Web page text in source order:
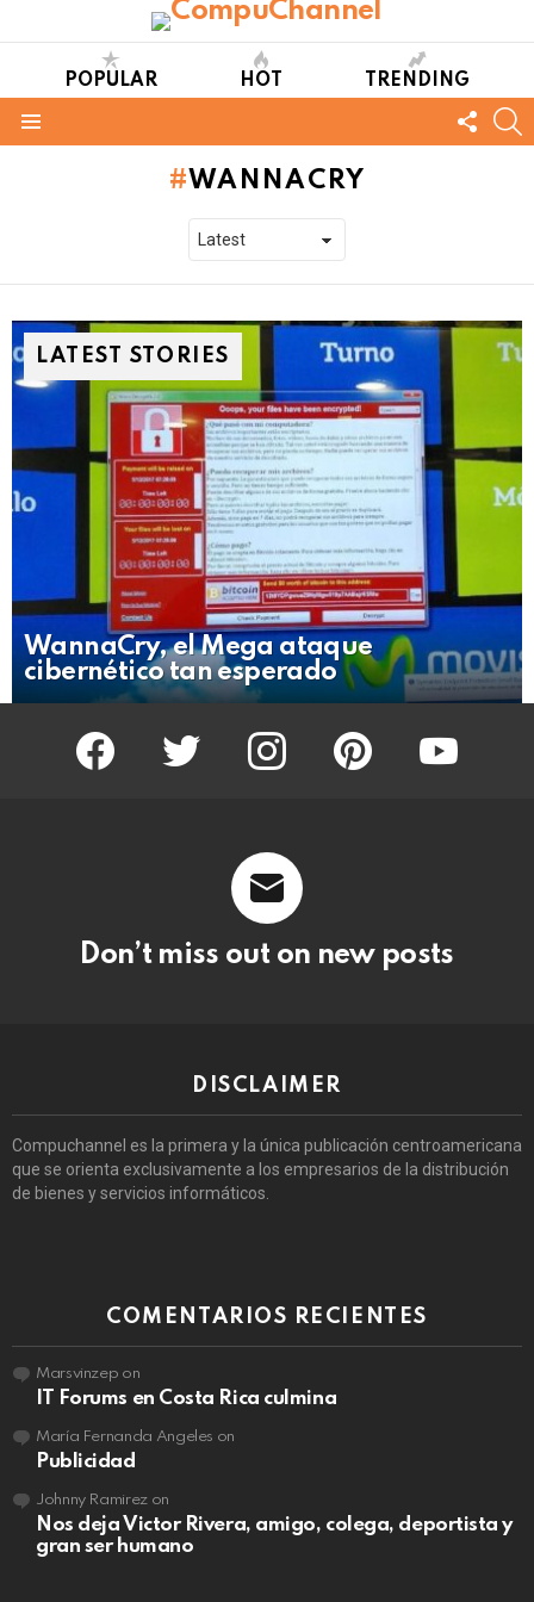
POPULAR HOT TRENDING
US
WANNACRY
LATEST STORIES
WannaCry, el Mega ataque
cibernético tan esperado
facebook twitter instagram pinterest youtube
Don’t miss out on new posts
DISCLAIMER
Compuchannel es la primera y la única publicación centroamericana
que se orienta exclusivamente a los empresarios de la distribución
de bienes y servicios informáticos.
COMENTARIOS RECIENTES
Marsvinzep on
IT Forums en Costa Rica culmina
María Fernanda Angeles on
Publicidad
Johnny Ramirezon
Nos deja Victor Rivera, amigo, colega, deportista y
gran ser humano